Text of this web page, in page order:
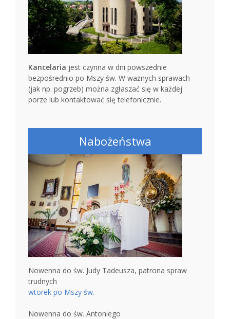
Kancelaria jest czynna w dni powszednie
bezpośrednio po Mszy św. W ważnych sprawach
(jak np. pogrzeb) można zgłaszać się w każdej
porze lub kontaktować się telefonicznie.
Nabożeństwa
Nowenna do św. Judy Tadeusza, patrona spraw
trudnych
wtorek po Mszy św.
Nowenna do św. Antoniego